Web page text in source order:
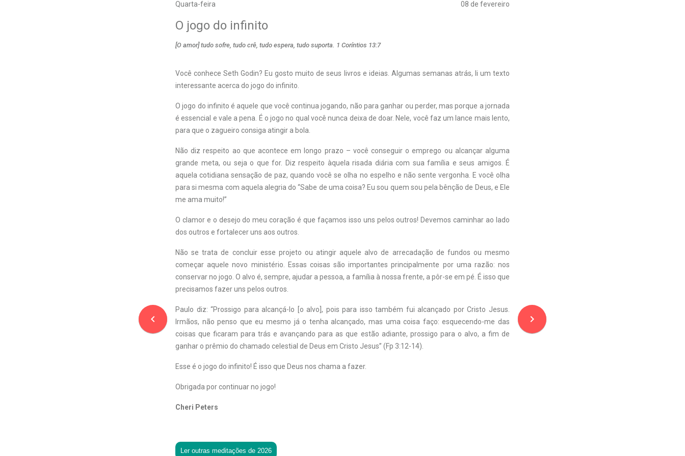
Quarta-feira 08 de fevereiro
navigate_before
O jogo do infinito
[O amor] tudo sofre, tudo crê, tudo espera, tudo suporta. 1 Coríntios 13:7
Você conhece Seth Godin? Eu gosto muito de seus livros e ideias. Algumas semanas atrás, li um texto
interessante acerca do jogo do infinito.
O jogo do infinito é aquele que você continua jogando, não para ganhar ou perder, mas porque a jornada
é essencial e vale a pena. É o jogo no qual você nunca deixa de doar. Nele, você faz um lance mais lento,
para que o zagueiro consiga atingir a bola.
Não diz respeito ao que acontece em longo prazo – você conseguir o emprego ou alcançar alguma
grande meta, ou seja o que for. Diz respeito àquela risada diária com sua família e seus amigos. É
aquela cotidiana sensação de paz, quando você se olha no espelho e não sente vergonha. E você olha
para si mesma com aquela alegria do “Sabe de uma coisa? Eu sou quem sou pela bênção de Deus, e Ele
me ama muito!”
O clamor e o desejo do meu coração é que façamos isso uns pelos outros! Devemos caminhar ao lado
dos outros e fortalecer uns aos outros.
Não se trata de concluir esse projeto ou atingir aquele alvo de arrecadação de fundos ou mesmo
começar aquele novo ministério. Essas coisas são importantes principalmente por uma razão: nos
conservar no jogo. O alvo é, sempre, ajudar a pessoa, a família à nossa frente, a pôr-se em pé. É isso que
precisamos fazer uns pelos outros.
Paulo diz: “Prossigo para alcançá-lo [o alvo], pois para isso também fui alcançado por Cristo Jesus.
Irmãos, não penso que eu mesmo já o tenha alcançado, mas uma coisa faço: esquecendo-me das
coisas que ficaram para trás e avançando para as que estão adiante, prossigo para o alvo, a fim de
ganhar o prêmio do chamado celestial de Deus em Cristo Jesus” (Fp 3:12-14).
Esse é o jogo do infinito! É isso que Deus nos chama a fazer.
Obrigada por continuar no jogo!
Cheri Peters
Ler outras meditações de 2026
navigate_next